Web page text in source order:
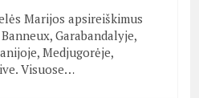
Marijos apsireiškimus
Garabandalyje,
Medjugorėje,
Visuose…